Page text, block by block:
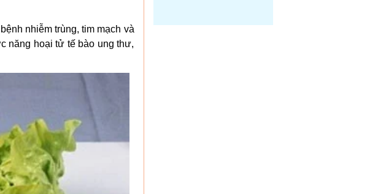
nhiễm trùng, tim mạch và
năng hoại tử tế bào ung thư,